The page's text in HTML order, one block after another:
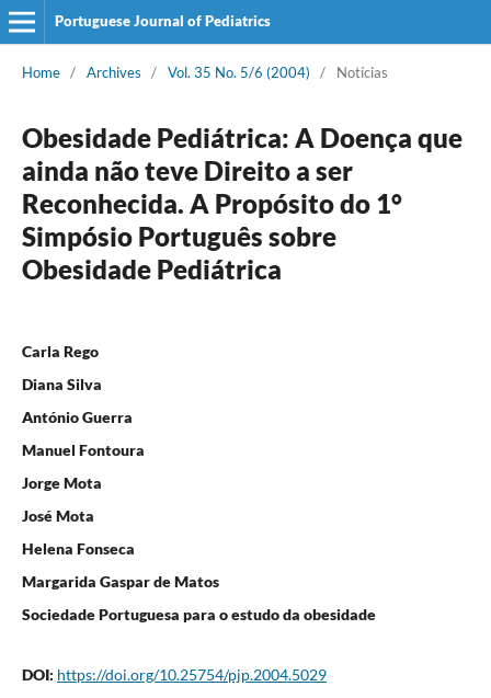
Portuguese Journal of Pediatrics
Home / Archives / Vol. 35 No. 5/6 (2004) / Notícias
Obesidade Pediátrica: A Doença que
ainda não teve Direito a ser
Reconhecida. A Propósito do 1°
Simpósio Português sobre
Obesidade Pediátrica
Carla Rego
Diana Silva
António Guerra
Manuel Fontoura
Jorge Mota
José Mota
Helena Fonseca
Margarida Gaspar de Matos
Sociedade Portuguesa para o estudo da obesidade
DOI: https://doi.org/10.25754/pjp.2004.5029